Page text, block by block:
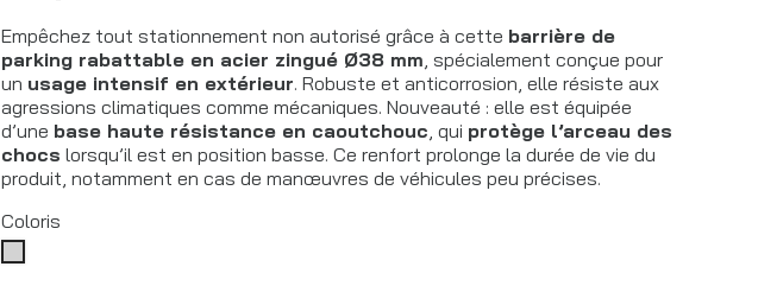
Empêchez tout stationnement non autorisé grâce à cette barrière de
parking rabattable en acier zingué Ø38 mm, spécialement conçue pour
un usage intensif en extérieur. Robuste et anticorrosion, elle résiste aux
agressions climatiques comme mécaniques. Nouveauté : elle est équipée
d’une base haute résistance en caoutchouc, qui protège l’arceau des
chocs lorsqu’il est en position basse. Ce renfort prolonge la durée de vie du
produit, notamment en cas de manœuvres de véhicules peu précises.
Coloris